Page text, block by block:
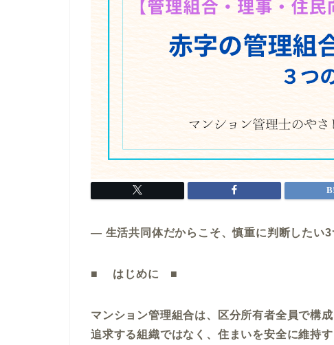
― 生活共同体だからこそ、慎重に判断したい
■ はじめに ■
マンション管理組合は、区分所有者全員で構
追求する組織ではなく、住まいを安全に維持